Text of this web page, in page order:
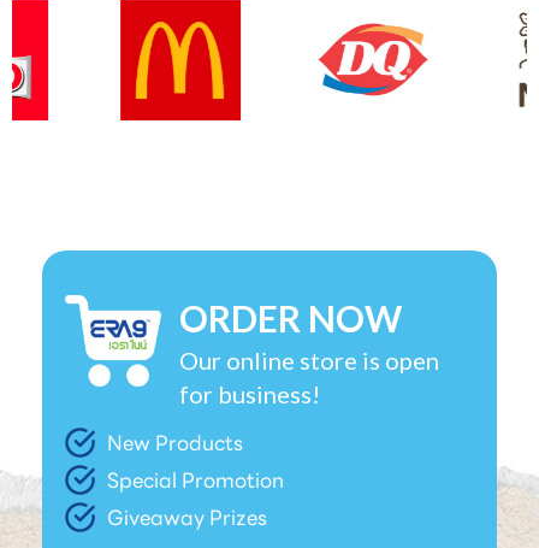
ORDER NOW
Our online store is open
for business!
New Products
Special Promotion
Giveaway Prizes